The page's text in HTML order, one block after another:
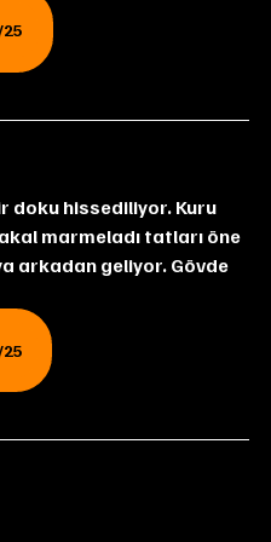
marmeladı tatları öne
arkadan geliyor. Gövde